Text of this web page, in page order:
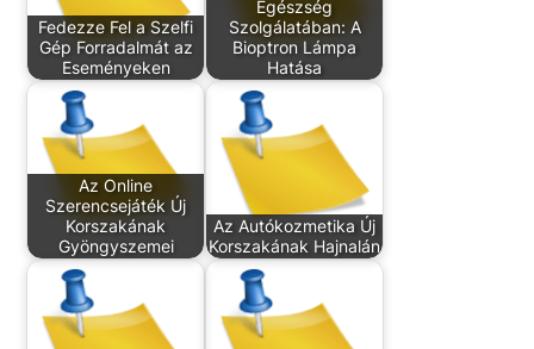
Fedezze Fel a Szelfi
Gép Forradalmát az
Eseményeken
Egészség
Szolgálatában: A
Bioptron Lámpa
Hatása
Az Online
Szerencsejáték Új
Korszakának
Gyöngyszemei
Az Autókozmetika Új
Korszakának Hajnalán